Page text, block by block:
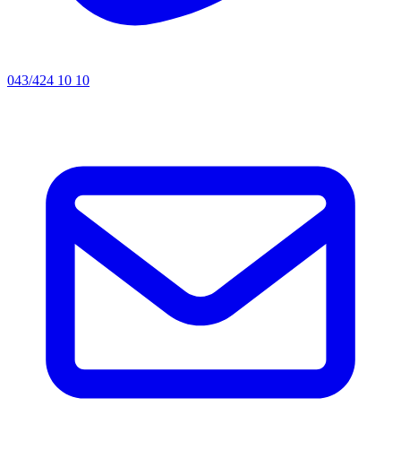
043/424 10 10